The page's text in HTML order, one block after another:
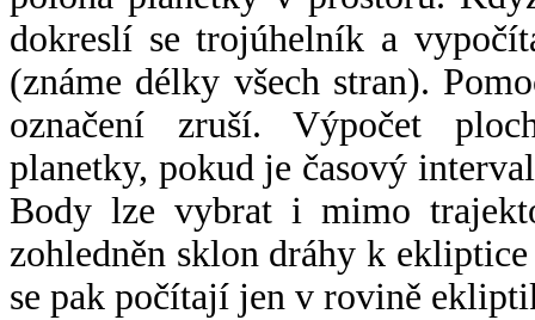
dokreslí se trojúhelník a
(známe délky všech stran).
označení zruší. Výpočet
planetky, pokud je časový
Body lze vybrat i mimo
zohledněn sklon dráhy k
se pak počítají jen v rovině